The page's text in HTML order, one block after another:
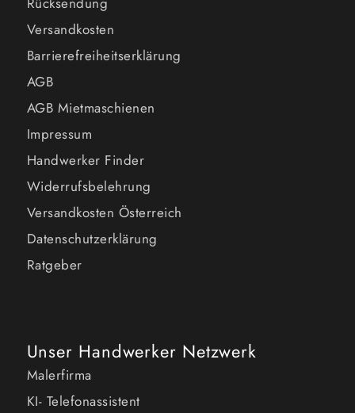
Versandkosten
Barrierefreiheitserklärung
AGB
AGB Mietmaschienen
Impressum
Handwerker Finder
Widerrufsbelehrung
Versandkosten Österreich
Datenschutzerklärung
Ratgeber
Unser Handwerker Netzwerk
Malerfirma
KI- Telefonassistent